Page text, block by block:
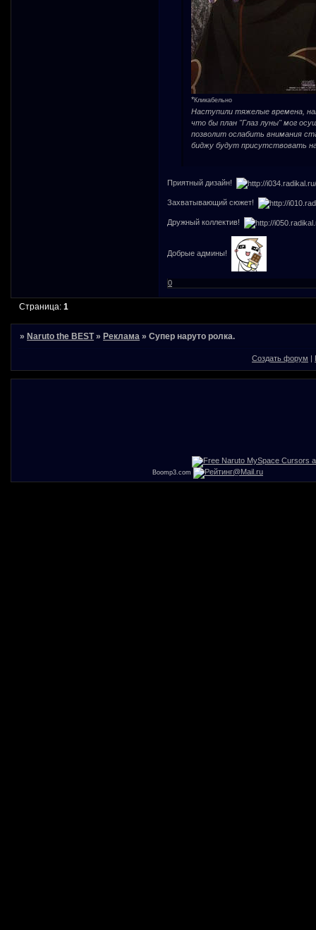
*Кликабельно
Наступили тяжелые времена,
что бы план "Глаз луны" мог
позволит ослабить внимания
биджу будут присутствовать
Приятный дизайн!
Захватывающий сюжет!
Дружный коллектив!
Добрые админы!
0
Страница:1
»Naruto the BEST »Реклама »Супер наруто ролка.
Создать форум
Boomp3.com